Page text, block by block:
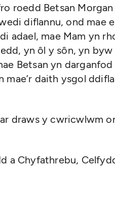
roedd Betsan
diflannu, ond mae
adael, mae Mam yn
yn ôl y sôn, yn
Betsan yn darganfod
daith ysgol
draws y cwricwlwm
a Chyfathrebu,